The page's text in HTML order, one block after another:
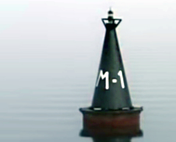
ДОБАВИТЬ В ИЗБРАННОЕ
Молога ­— город-призрак, который